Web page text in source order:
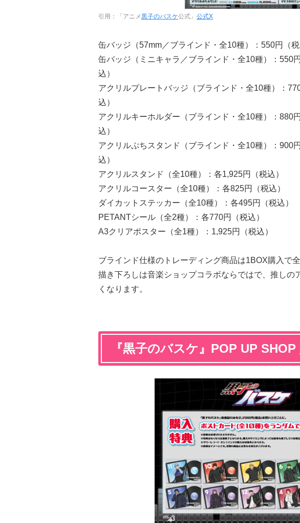
引用：「アニメ黒子のバスケ公式」 公式X
缶バッジ（57mm／ブラインド・全10種）：550円（
缶バッジ（ミニキャラ／ブラインド・全10種）：550
込）
アクリルプレートバッジ（ブラインド・全10種）：
込）
アクリルキーホルダー（ブラインド・全10種）：880
込）
アクリルぷちスタンド（ブラインド・全10種）：900
込）
アクリルスタンド（全10種）：各1,925円（税込）
アクリルコースター（全10種）：各825円（税込）
ダイカットステッカー（全10種）：各495円（税込）
PETANTシール（全2種）：各770円（税込）
A3クリアポスター（全1種）：1,925円（税込）
ブラインド仕様のトレーディング商品は1BOX購入で
描き下ろしは音楽ショップコラボならではで、推しの
くなります。
『黒子のバスケ』POP UP